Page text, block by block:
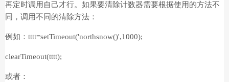
再定时调用自己才行。如果要清除计数器需要根据使用的方法不
同，调用不同的清除方法：
例如：tttt=setTimeout('northsnow()',1000);
clearTimeout(tttt);
或者：